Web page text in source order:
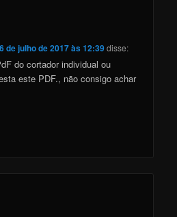
de julho de 2017 às 12:39disse:
do cortador individual ou
este PDF., não consigo achar